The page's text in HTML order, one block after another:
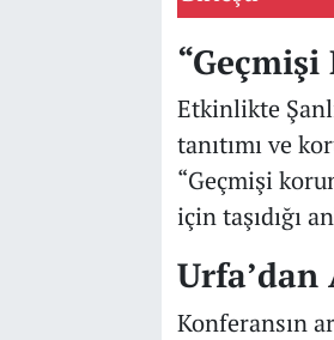
Etkinlikte
tanıtımı ve
“Geçmişi
için taşıdığı
Konferansın